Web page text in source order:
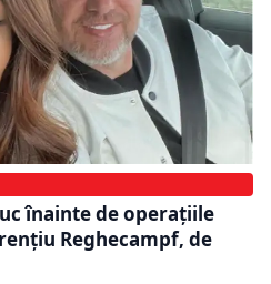
înainte de operațiile
Reghecampf, de